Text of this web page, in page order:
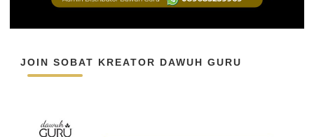
JOIN SOBAT KREATOR DAWUH GURU